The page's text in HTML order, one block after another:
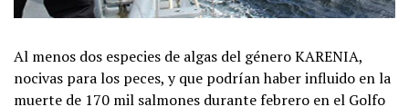
Al menos dos especies de algas del género KARENIA,
nocivas para los peces, y que podrían haber influido en la
muerte de 170 mil salmones durante febrero en el Golfo